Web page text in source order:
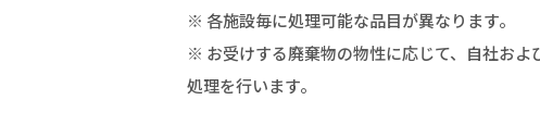
※ 各施設毎に処理可能な品目が異なります。
※ お受けする廃棄物の物性に応じて、自社お
処理を行います。